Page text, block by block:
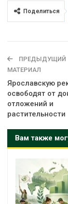
Поделиться
ПРЕДЫДУЩИЙ
МАТЕРИАЛ
Ярославскую
освободят от
отложений и
растительности
Вам также